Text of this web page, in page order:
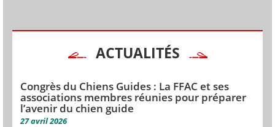
ACTUALITÉS
Congrès du Chiens Guides : La FFAC et ses
associations membres réunies pour préparer
l’avenir du chien guide
27 avril 2026